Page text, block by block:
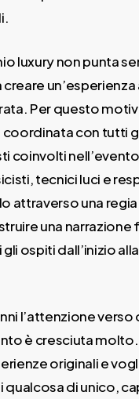
luxury non punta
creare
Per questo
coordinata con tutti
coinvolti
tecnici luci e
attraverso una
una narrazione
ospiti dall’inizio
l’attenzione
è cresciuta
originali e
qualcosa di unico,